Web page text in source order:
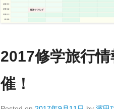
2017修学旅行
催！